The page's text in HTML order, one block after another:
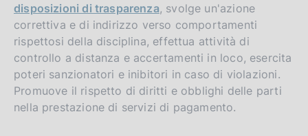
disposizioni di trasparenza, svolge un'azione
correttiva e di indirizzo verso comportamenti
rispettosi della disciplina, effettua attività di
controllo a distanza e accertamenti in loco, esercita
poteri sanzionatori e inibitori in caso di violazioni.
Promuove il rispetto di diritti e obblighi delle parti
nella prestazione di servizi di pagamento.